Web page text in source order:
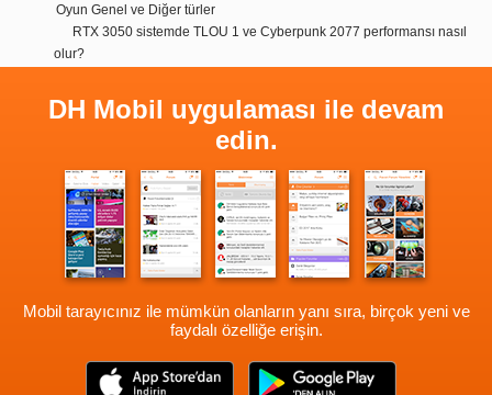
Oyun Genel ve Diğer türler
RTX 3050 sistemde TLOU 1 ve Cyberpunk 2077 performansı nasıl
olur?
DH Mobil uygulaması ile devam
edin.
Mobil tarayıcınız ile mümkün olanların yanı sıra, birçok yeni ve
faydalı özelliğe erişin.